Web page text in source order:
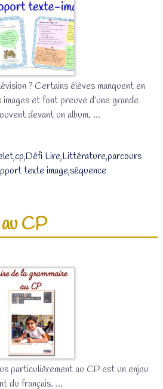
? Certains élèves manquent en
et font preuve d’une grande
devant un album. …
,cp,Défi Lire,Littérature,parcours
texte image,séquence
CP
particulièrement au CP est un enjeu
du français. …